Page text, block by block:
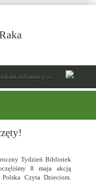
Tydzień Bibliotek
8 maja akcją
Polska Czyta Dzieciom.